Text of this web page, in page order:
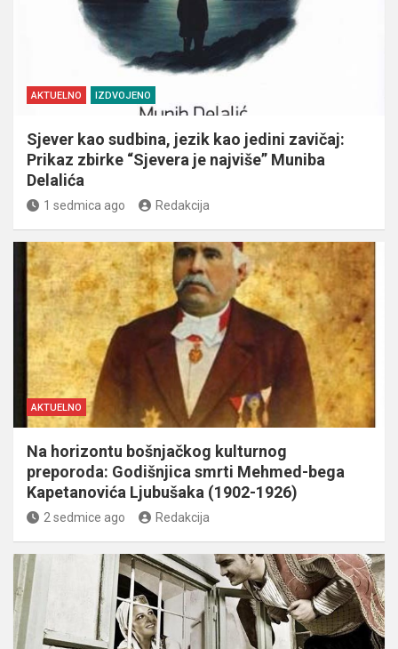
AKTUELNO IZDVOJENO
Sjever kao sudbina, jezik kao jedini zavičaj:
Prikaz zbirke “Sjevera je najviše” Muniba
Delalića
1 sedmica ago Redakcija
AKTUELNO
Na horizontu bošnjačkog kulturnog
preporoda: Godišnjica smrti Mehmed-bega
Kapetanovića Ljubušaka (1902-1926)
2 sedmice ago Redakcija